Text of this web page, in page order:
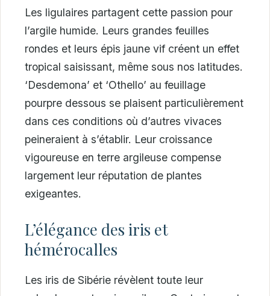
Les ligulaires partagent cette passion pour
l’argile humide. Leurs grandes feuilles
rondes et leurs épis jaune vif créent un effet
tropical saisissant, même sous nos latitudes.
‘Desdemona’ et ‘Othello’ au feuillage
pourpre dessous se plaisent particulièrement
dans ces conditions où d’autres vivaces
peineraient à s’établir. Leur croissance
vigoureuse en terre argileuse compense
largement leur réputation de plantes
exigeantes.
L’élégance des iris et
hémérocalles
Les iris de Sibérie révèlent toute leur